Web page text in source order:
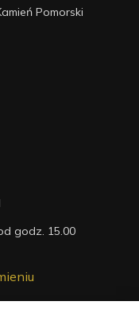
Pomorski
godz. 15.00